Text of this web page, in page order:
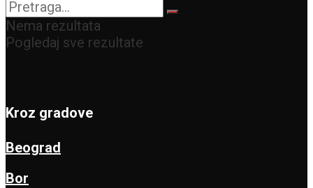
Nema rezultata
Pogledaj sve rezultate
Kroz gradove
Beograd
Bor